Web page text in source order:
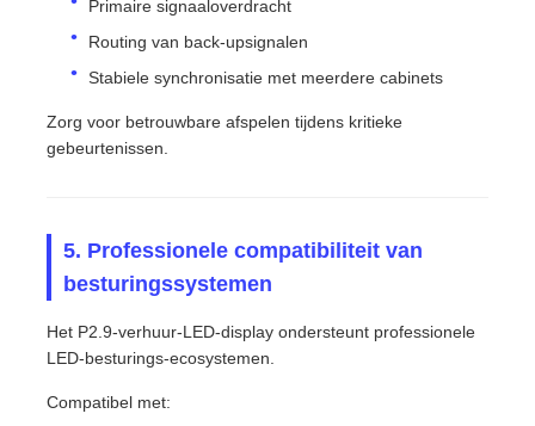
Primaire signaaloverdracht
Routing van back-upsignalen
Stabiele synchronisatie met meerdere cabinets
Zorg voor betrouwbare afspelen tijdens kritieke
gebeurtenissen.
5. Professionele compatibiliteit van
besturingssystemen
Het P2.9-verhuur-LED-display ondersteunt professionele
LED-besturings-ecosystemen.
Compatibel met: